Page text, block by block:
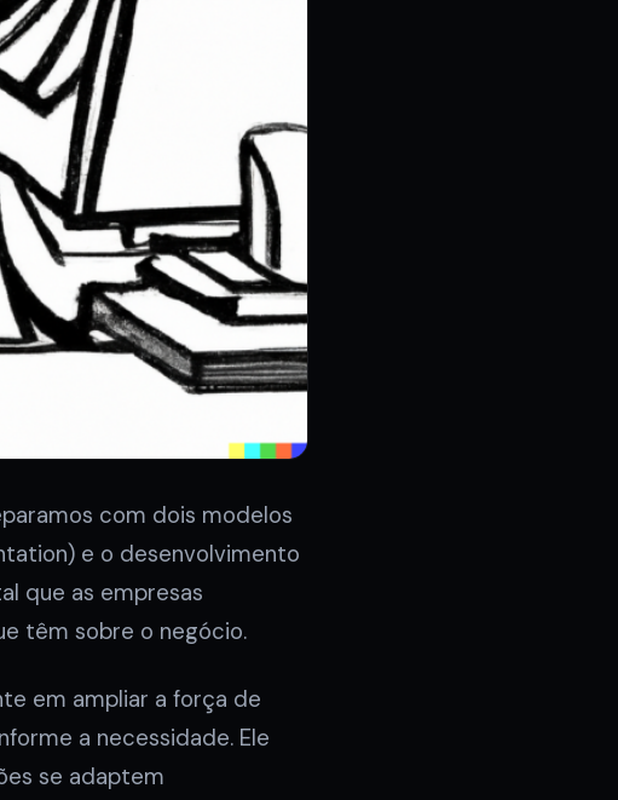
com dois modelos
e o desenvolvimento
que as empresas
têm sobre o negócio.
em ampliar a força de
a necessidade. Ele
se adaptem